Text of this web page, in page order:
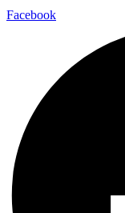
Facebook